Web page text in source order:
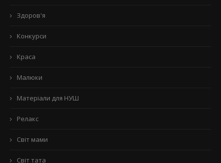
Здоров'я
Конкурси
Краса
Малюки
Матеріали для НУШ
Релакс
Світ мами
Світ тата